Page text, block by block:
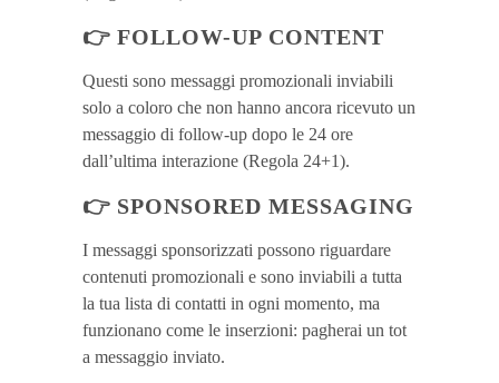
👉 FOLLOW-UP CONTENT
Questi sono messaggi promozionali inviabili
solo a coloro che non hanno ancora ricevuto un
messaggio di follow-up dopo le 24 ore
dall’ultima interazione (Regola 24+1).
👉 SPONSORED MESSAGING
I messaggi sponsorizzati possono riguardare
contenuti promozionali e sono inviabili a tutta
la tua lista di contatti in ogni momento, ma
funzionano come le inserzioni: pagherai un tot
a messaggio inviato.